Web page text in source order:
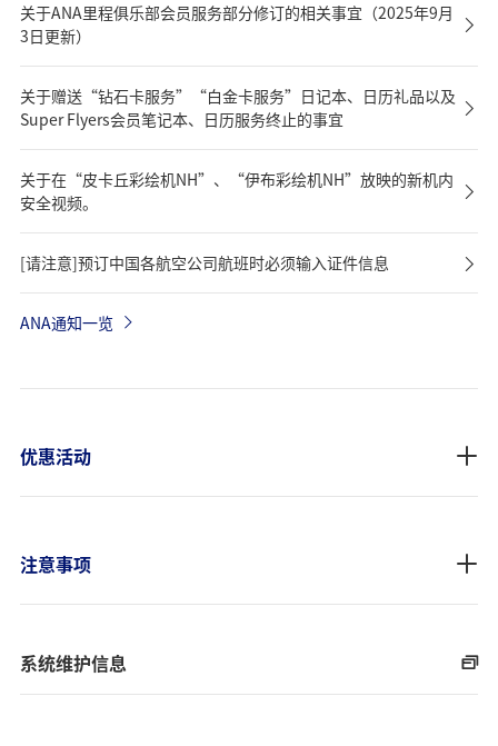
关于ANA里程俱乐部会员服务部分修订的相关事宜（2025年9月
3日更新）
关于赠送“钻石卡服务”“白金卡服务”日记本、日历礼品以及
Super Flyers会员笔记本、日历服务终止的事宜
关于在“皮卡丘彩绘机NH”、“伊布彩绘机NH”放映的新机内
安全视频。
[请注意]预订中国各航空公司航班时必须输入证件信息
ANA通知一览
优惠活动
注意事项
系统维护信息